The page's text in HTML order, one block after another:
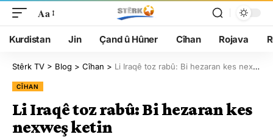
Aa
Kurdistan Jin Çand û Hûner Cîhan Rojava
Stêrk TV > Blog > Cîhan > Li Iraqê toz rabû: Bi hezaran kes nexweş ketin
CÎHAN
Li Iraqê toz rabû: Bi hezaran kes
nexweş ketin